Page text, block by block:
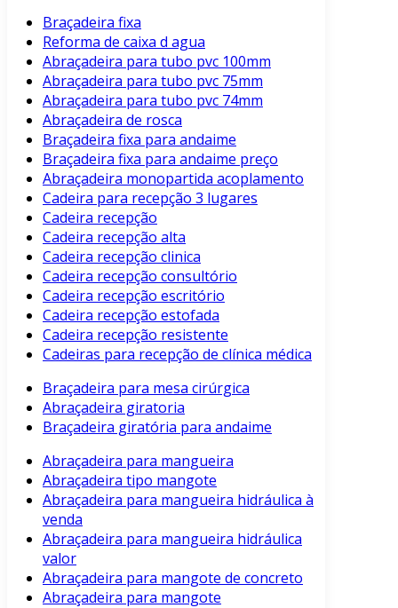
Braçadeira fixa
Reforma de caixa d agua
Abraçadeira para tubo pvc 100mm
Abraçadeira para tubo pvc 75mm
Abraçadeira para tubo pvc 74mm
Abraçadeira de rosca
Braçadeira fixa para andaime
Braçadeira fixa para andaime preço
Abraçadeira monopartida acoplamento
Cadeira para recepção 3 lugares
Cadeira recepção
Cadeira recepção alta
Cadeira recepção clinica
Cadeira recepção consultório
Cadeira recepção escritório
Cadeira recepção estofada
Cadeira recepção resistente
Cadeiras para recepção de clínica médica
Braçadeira para mesa cirúrgica
Abraçadeira giratoria
Braçadeira giratória para andaime
Abraçadeira para mangueira
Abraçadeira tipo mangote
Abraçadeira para mangueira hidráulica à
venda
Abraçadeira para mangueira hidráulica
valor
Abraçadeira para mangote de concreto
Abraçadeira para mangote